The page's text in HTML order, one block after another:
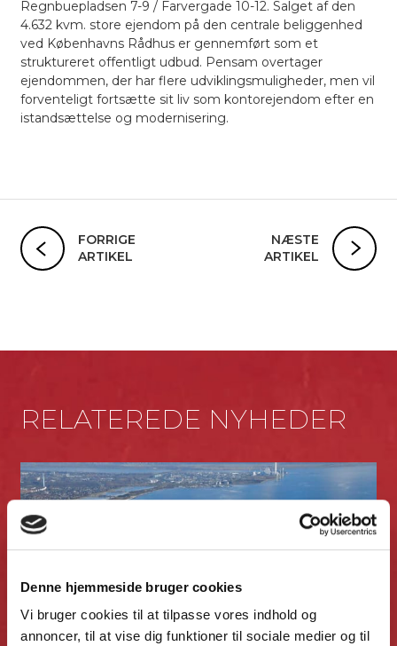
Denne hjemmeside bruger cookies
Vi bruger cookies til at tilpasse vores indhold og
annoncer, til at vise dig funktioner til sociale medier og til
Regnbuepladsen 7-9 / Farvergade 10-12. Salget af den
4.632 kvm. store ejendom på den centrale beliggenhed
ved Københavns Rådhus er gennemført som et
struktureret offentligt udbud. Pensam overtager
ejendommen, der har flere udviklingsmuligheder, men vil
forventeligt fortsætte sit liv som kontorejendom efter en
istandsættelse og modernisering.
FORRIGE
ARTIKEL
NÆSTE
ARTIKEL
RELATEREDE NYHEDER